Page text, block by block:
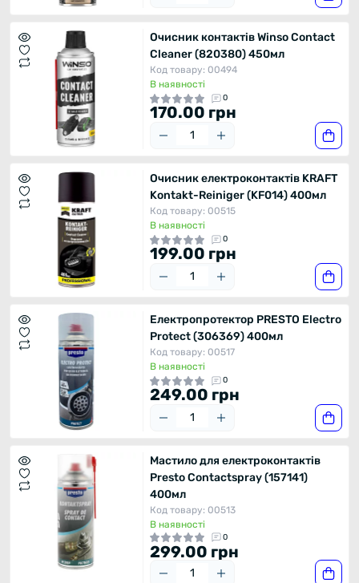
Очисник контактів Winso Contact
Cleaner (820380) 450мл
Код товару: 00494
В наявності
0
170.00 грн
Очисник електроконтактів KRAFT
Kontakt-Reiniger (KF014) 400мл
Код товару: 00515
В наявності
0
199.00 грн
Електропротектор PRESTO Electro
Protect (306369) 400мл
Код товару: 00517
В наявності
0
249.00 грн
Мастило для електроконтактів
Presto Contactspray (157141)
400мл
Код товару: 00513
В наявності
0
299.00 грн